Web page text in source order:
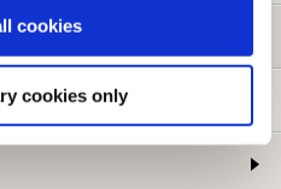
cookies
cookies only